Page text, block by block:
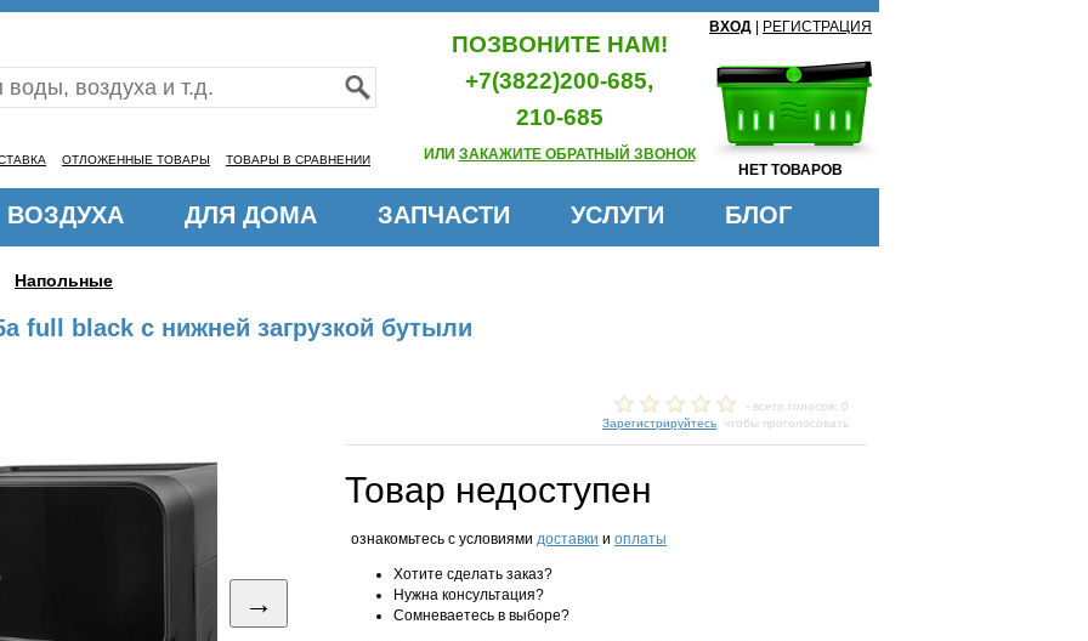
ОТЛОЖЕННЫЕ ТОВАРЫ ТОВАРЫ В СРАВНЕНИИ
ПОЗВОНИТЕ НАМ!
+7(3822)200-685,
210-685
ИЛИ ЗАКАЖИТЕ ОБРАТНЫЙ ЗВОНОК
ВХОД РЕГИСТРАЦИЯ
НЕТ ТОВАРОВ
ВОЗДУХА ДЛЯ ДОМА ЗАПЧАСТИ УСЛУГИ БЛОГ
Напольные
full black с нижней загрузкой бутыли
→
- всего голосов: 0
Зарегистрируйтесь , чтобы проголосовать
Товар недоступен
ознакомьтесь с условиями доставки и оплаты
Хотите сделать заказ?
Нужна консультация?
Сомневаетесь в выборе?